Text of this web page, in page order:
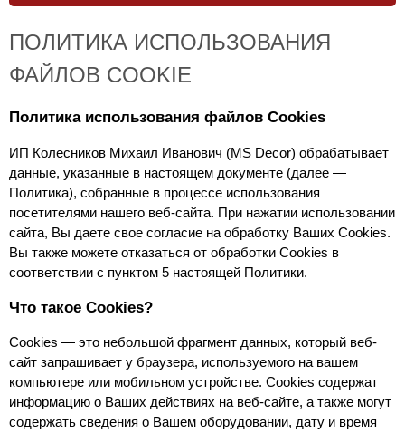
ПОЛИТИКА ИСПОЛЬЗОВАНИЯ
ФАЙЛОВ COOKIE
Политика использования файлов Cookies
ИП Колесников Михаил Иванович (MS Decor) обрабатывает
данные, указанные в настоящем документе (далее —
Политика), собранные в процессе использования
посетителями нашего веб-сайта. При нажатии использовании
сайта, Вы даете свое согласие на обработку Ваших Cookies.
Вы также можете отказаться от обработки Cookies в
соответствии с пунктом 5 настоящей Политики.
Что такое Cookies?
Сookies — это небольшой фрагмент данных, который веб-
сайт запрашивает у браузера, используемого на вашем
компьютере или мобильном устройстве. Cookies содержат
информацию о Ваших действиях на веб-сайте, а также могут
содержать сведения о Вашем оборудовании, дату и время